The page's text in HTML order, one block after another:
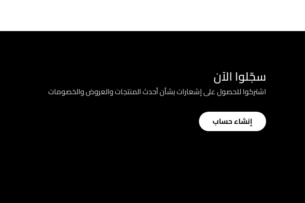
سجّلوا الآن
اشتركوا للحصول على إشعارات بشأن أحدث المنتجات والعروض والخصومات
إنشاء حساب